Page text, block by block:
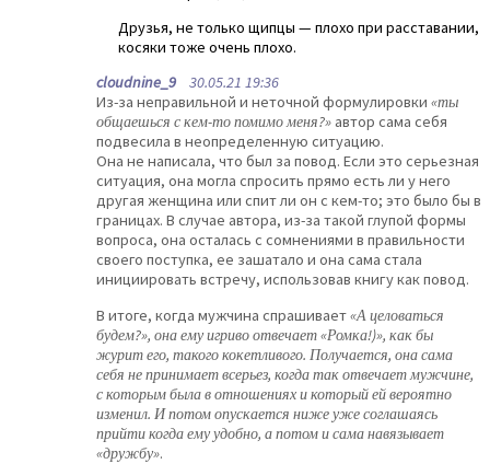
Друзья, не только щипцы — плохо при расставании,
косяки тоже очень плохо.
cloudnine_9 30.05.21 19:36
Из-за неправильной и неточной формулировки «ты
общаешься с кем-то помимо меня?» автор сама себя
подвесила в неопределенную ситуацию.
Она не написала, что был за повод. Если это серьезная
ситуация, она могла спросить прямо есть ли у него
другая женщина или спит ли он с кем-то; это было бы в
границах. В случае автора, из-за такой глупой формы
вопроса, она осталась с сомнениями в правильности
своего поступка, ее зашатало и она сама стала
инициировать встречу, использовав книгу как повод.
В итоге, когда мужчина спрашивает«А целоваться
будем?», она ему игриво отвечает «Ромка!)», как бы
журит его, такого кокетливого. Получается, она сама
себя не принимает всерьез, когда так отвечает мужчине,
с которым была в отношениях и который ей вероятно
изменил. И потом опускается ниже уже соглашаясь
прийти когда ему удобно, а потом и сама навязывает
«дружбу».